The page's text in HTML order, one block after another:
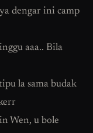
dengar ini camp
aaa.. Bila
la sama budak
Wen, u bole